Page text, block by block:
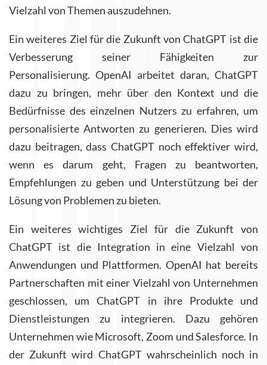
Vielzahl von Themen auszudehnen.
Ein weiteres Ziel für die Zukunft von ChatGPT ist die
Verbesserung seiner Fähigkeiten zur
Personalisierung. OpenAI arbeitet daran, ChatGPT
dazu zu bringen, mehr über den Kontext und die
Bedürfnisse des einzelnen Nutzers zu erfahren, um
personalisierte Antworten zu generieren. Dies wird
dazu beitragen, dass ChatGPT noch effektiver wird,
wenn es darum geht, Fragen zu beantworten,
Empfehlungen zu geben und Unterstützung bei der
Lösung von Problemen zu bieten.
Ein weiteres wichtiges Ziel für die Zukunft von
ChatGPT ist die Integration in eine Vielzahl von
Anwendungen und Plattformen. OpenAI hat bereits
Partnerschaften mit einer Vielzahl von Unternehmen
geschlossen, um ChatGPT in ihre Produkte und
Dienstleistungen zu integrieren. Dazu gehören
Unternehmen wie Microsoft, Zoom und Salesforce. In
der Zukunft wird ChatGPT wahrscheinlich noch in